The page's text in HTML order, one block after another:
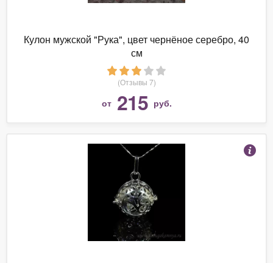
Кулон мужской "Рука", цвет чернёное серебро, 40
см
(Отзывы 7)
от 215 руб.